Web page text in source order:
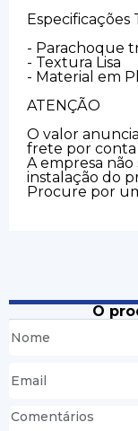
Especificações
- Parachoque
- Textura Lisa
- Material em
ATENÇÃO
O valor
frete por
A empresa não
instalação do
Procure por
O